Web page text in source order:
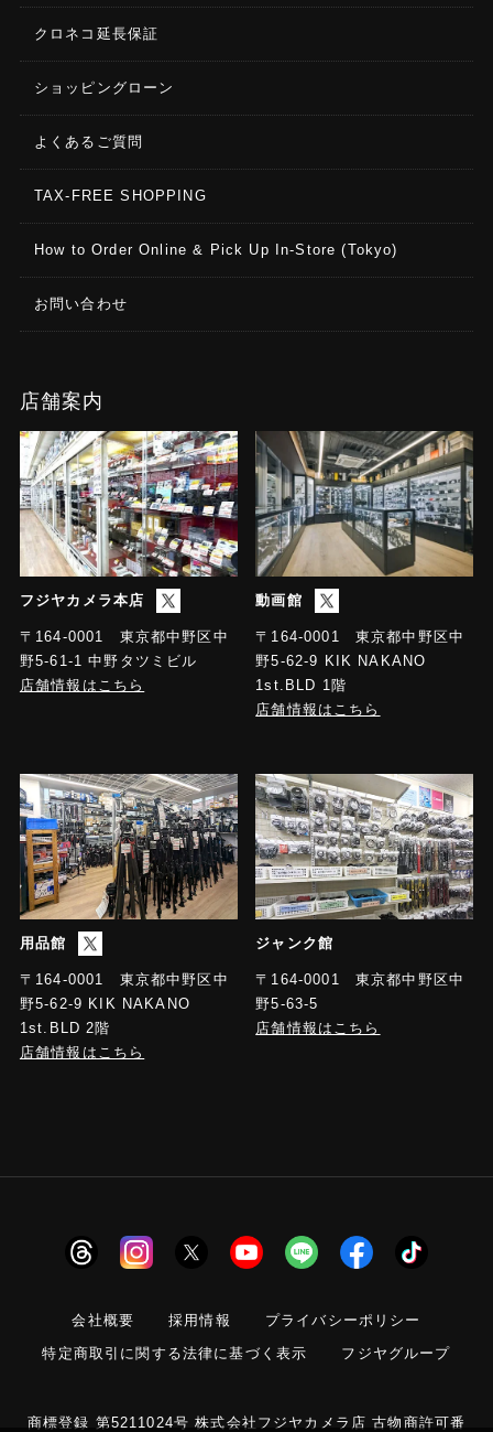
クロネコ延長保証
ショッピングローン
よくあるご質問
TAX-FREE SHOPPING
How to Order Online & Pick Up In-Store (Tokyo)
お問い合わせ
店舗案内
フジヤカメラ本店
〒164-0001 東京都中野区中
野5-61-1 中野タツミビル
店舗情報はこちら
動画館
〒164-0001 東京都中野区中
野5-62-9 KIK NAKANO
1st.BLD 1階
店舗情報はこちら
用品館
〒164-0001 東京都中野区中
野5-62-9 KIK NAKANO
1st.BLD 2階
店舗情報はこちら
ジャンク館
〒164-0001 東京都中野区中
野5-63-5
店舗情報はこちら
会社概要 採用情報
プライバシーポリシー
特定商取引に関する法律に基づく表示
フジヤグループ
商標登録 第5211024号 株式会社フジヤカメラ店 古物商許可番